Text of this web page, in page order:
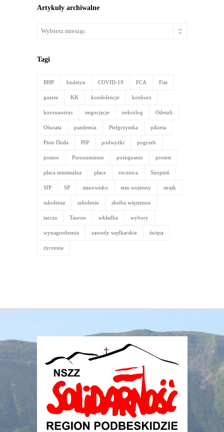
Artykuły archiwalne
Artykuły
Tagi
BHP biuletyn COVID-19 FCA Fiat
gazeta KK kondolencje konkurs
koronawirus negocjacje nekrolog Odeszli
Oświata pandemia Pielgrzymka pikieta
Piotr Duda PIP podwyżki pogrzeb
pomoc Porozumienie pożegnanie protest
płaca minimalna płace rocznica Sierpień
SIP SP stanowisko stan wojenny strajk
szkolenia szkolenie służba więzienna
tarcza Tauron wkładka wybory
wynagrodzenia zawody wędkarskie święta
życzenia